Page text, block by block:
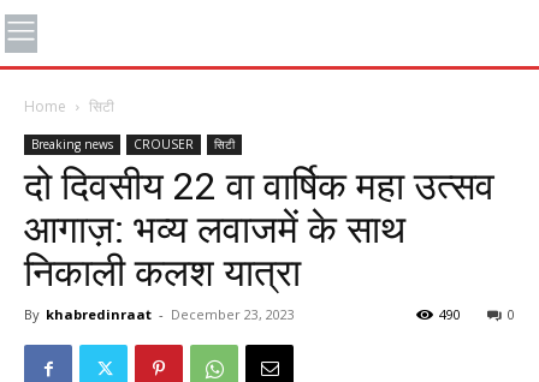
Home सिटी
Breaking news CROUSER सिटी
दो दिवसीय 22 वा वार्षिक महा उत्सव
आगाज़: भव्य लवाजमें के साथ
निकाली कलश यात्रा
By khabredinraat - December 23, 2023 0
490